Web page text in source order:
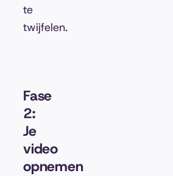
te
twijfelen.
Fase
2:
Je
video
opnemen